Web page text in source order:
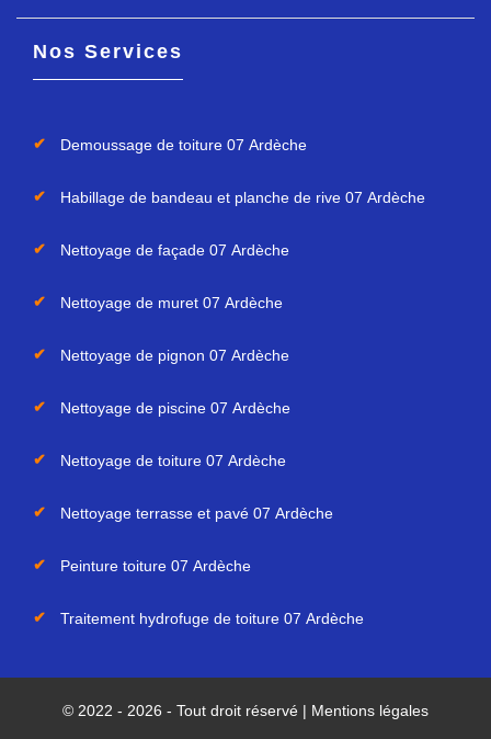
Nos Services
Demoussage de toiture 07 Ardèche
Habillage de bandeau et planche de rive 07 Ardèche
Nettoyage de façade 07 Ardèche
Nettoyage de muret 07 Ardèche
Nettoyage de pignon 07 Ardèche
Nettoyage de piscine 07 Ardèche
Nettoyage de toiture 07 Ardèche
Nettoyage terrasse et pavé 07 Ardèche
Peinture toiture 07 Ardèche
Traitement hydrofuge de toiture 07 Ardèche
© 2022 - 2026 - Tout droit réservé | Mentions légales